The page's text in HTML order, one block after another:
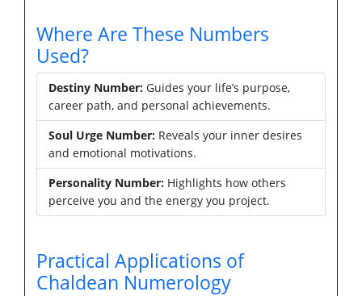
Where Are These Numbers
Used?
Destiny Number: Guides your life’s purpose,
career path, and personal achievements.
Soul Urge Number: Reveals your inner desires
and emotional motivations.
Personality Number: Highlights how others
perceive you and the energy you project.
Practical Applications of
Chaldean Numerology